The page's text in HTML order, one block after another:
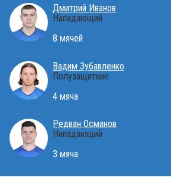
Дмитрий Иванов
Нападающий
8 мячей
Вадим Зубавленко
Полузащитник
4 мяча
Редван Османов
Нападающий
3 мяча